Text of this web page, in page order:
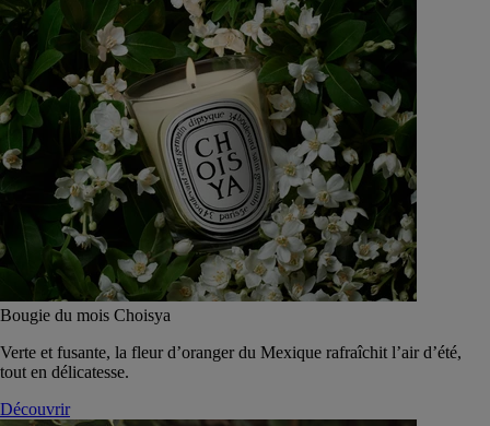
Bougie du mois Choisya
Verte et fusante, la fleur d’oranger du Mexique rafraîchit l’air d’été,
tout en délicatesse.
Découvrir